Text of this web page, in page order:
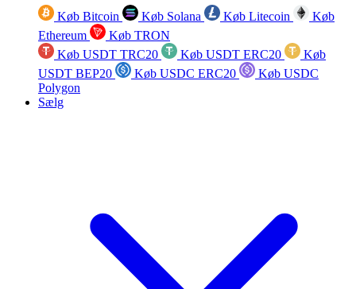
Køb Bitcoin Køb Solana Køb Litecoin
Køb
Ethereum
Køb TRON
Køb USDT TRC20
Køb USDT ERC20
Køb
USDT BEP20
Køb USDC ERC20
Køb USDC
Polygon
Sælg